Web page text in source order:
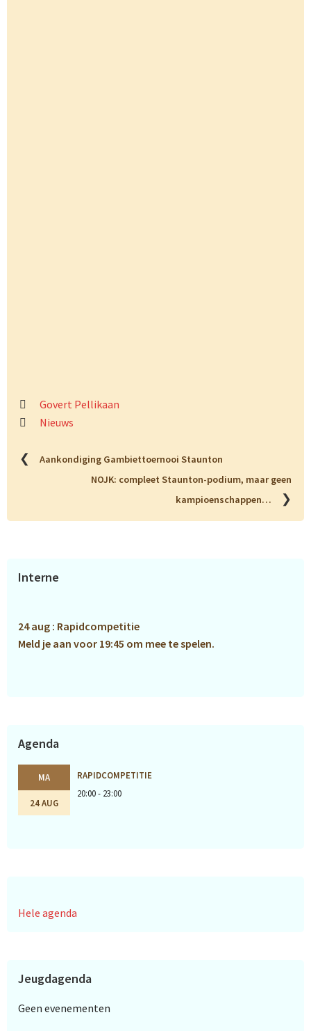
Govert Pellikaan
Nieuws
❮
Aankondiging Gambiettoernooi Staunton
NOJK: compleet Staunton-podium, maar geen
kampioenschappen…
❯
Primaire
Interne
24 aug : Rapidcompetitie
Meld je aan voor 19:45 om mee te spelen.
Agenda
MA
24 AUG
RAPIDCOMPETITIE
20:00 - 23:00
Hele agenda
Jeugdagenda
Geen evenementen